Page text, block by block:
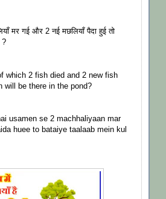
मर गई और 2 नई मछलियाँ पैदा हुई तो
?
which 2 fish died and 2 new fish
will be there in the pond?
usamen se 2 machhaliyaan mar
huee to bataiye taalaab mein kul